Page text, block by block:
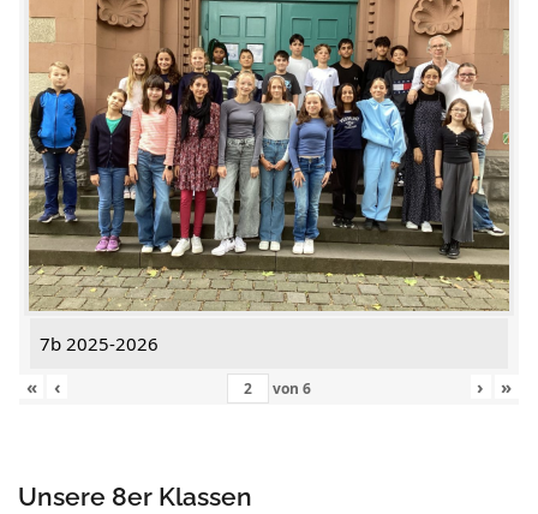
7b 2025-2026
«
‹ von 6 › »
Unsere 8er Klassen